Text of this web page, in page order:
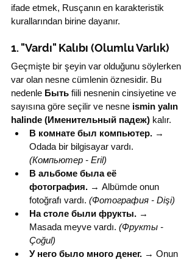
ifade etmek, Rusçanın en karakteristik
kurallarından birine dayanır.
1. "Vardı" Kalıbı (Olumlu Varlık)
Geçmişte bir şeyin var olduğunu söylerken
var olan nesne cümlenin öznesidir. Bu
nedenle Быть fiili nesnenin cinsiyetine ve
sayısına göre seçilir ve nesne ismin yalın
halinde (Именительный падеж) kalır.
В комнате был компьютер. →
Odada bir bilgisayar vardı.
(Компьютер - Eril)
В альбоме была её
фотография. → Albümde onun
fotoğrafı vardı. (Фотография - Dişi)
На столе были фрукты. →
Masada meyve vardı. (Фрукты -
Çoğul)
У него было много денег. → Onun